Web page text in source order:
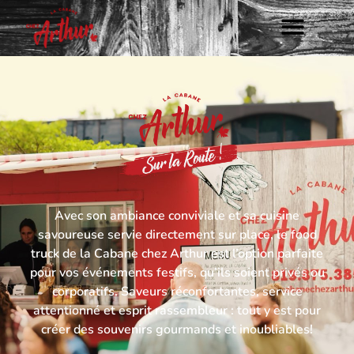
Avec son ambiance conviviale et sa cuisine
savoureuse servie directement sur place, le food
truck de la Cabane chez Arthur est l’option parfaite
pour vos événements festifs, qu’ils soient privés ou
corporatifs. Saveurs réconfortantes, service
attentionné et esprit rassembleur : tout y est pour
créer des souvenirs gourmands et inoubliables!